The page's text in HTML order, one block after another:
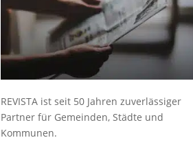
REVISTA ist seit 50 Jahren zuverlässiger
Partner für Gemeinden, Städte und
Kommunen.